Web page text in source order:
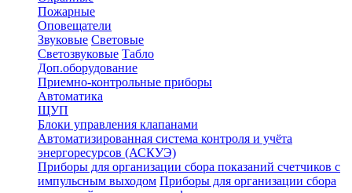
Пожарные
Оповещатели
Звуковые Световые
Светозвуковые Табло
Доп.оборудование
Приемно-контрольные приборы
Автоматика
ЩУП
Блоки управления клапанами
Автоматизированная система контроля и учёта
энергоресурсов (АСКУЭ)
Приборы для организации сбора показаний счетчиков с
импульсным выходом Приборы для организации сбора